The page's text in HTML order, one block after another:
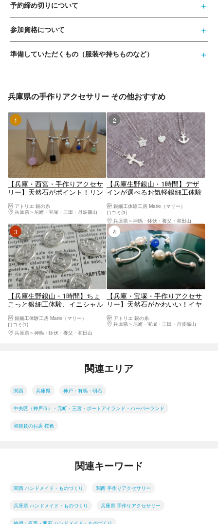
予約締め切りについて
参加資格について
準備していただくもの（服装や持ちものなど）
兵庫県の手作りアクセサリー その他おすすめ
【兵庫・西宮・手作りアクセサ
リー】天然石がポイント！リン
アトリエ 銀の糸
兵庫県
尼崎・宝塚・三田・丹波篠山
2位
【兵庫生野銀山・1時間】デザ
インが選べるお気軽銀細工体験
銀細工体験工房 Marie（マリー）
口コミ(3)
兵庫県
神鍋・鉢伏・養父・和田山
3位
【兵庫生野銀山・1時間】ちょ
こっと銀細工体験、イニシャル
銀細工体験工房 Marie（マリー）
口コミ(1)
兵庫県
神鍋・鉢伏・養父・和田山
4位
【兵庫・宝塚・手作りアクセサ
リー】天然石がかわいい！イヤ
リング
アトリエ 銀の糸
兵庫県
尼崎・宝塚・三田・丹波篠山
関連エリア
関西 兵庫県 神戸・有馬・明石
中央区（神戸市）・元町・三宮・ポートアイランド・ハーバーランド
和雑貨のお店 桜色
関連キーワード
関西 ハンドメイド・ものづくり 関西 手作りアクセサリー
兵庫県 ハンドメイド・ものづくり 兵庫県 手作りアクセサリー